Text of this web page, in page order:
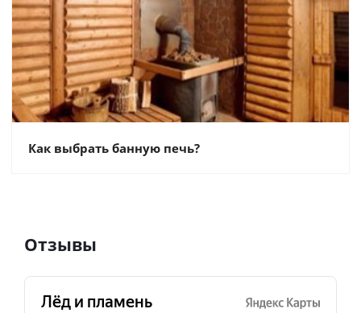
Как выбрать банную печь?
Отзывы